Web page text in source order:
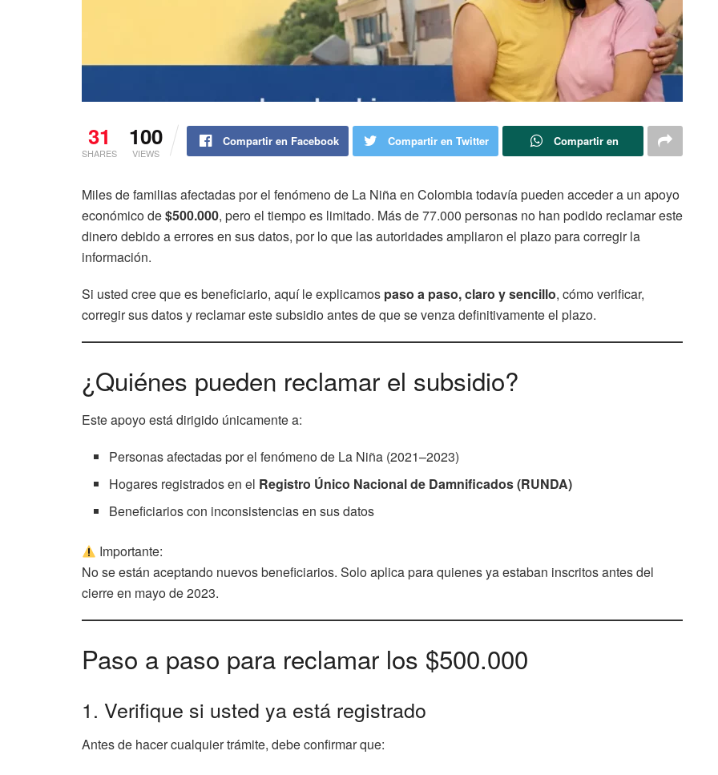
31
SHARES
100
VIEWS
Compartir en Facebook Compartir en Twitter Compartir en
Miles de familias afectadas por el fenómeno de La Niña en Colombia todavía pueden acceder a un apoyo
económico de$500.000, pero el tiempo es limitado. Más de 77.000 personas no han podido reclamar este
dinero debido a errores en sus datos, por lo que las autoridades ampliaron el plazo para corregir la
información.
Si usted cree que es beneficiario, aquí le explicamos paso a paso, claro y sencillo, cómo verificar,
corregir sus datos y reclamar este subsidio antes de que se venza definitivamente el plazo.
¿Quiénes pueden reclamar el subsidio?
Este apoyo está dirigido únicamente a:
Personas afectadas por el fenómeno de La Niña (2021–2023)
Hogares registrados en el Registro Único Nacional de Damnificados (RUNDA)
Beneficiarios con inconsistencias en sus datos
Importante:
No se están aceptando nuevos beneficiarios. Solo aplica para quienes ya estaban inscritos antes del
cierre en mayo de 2023.
Paso a paso para reclamar los $500.000
1. Verifique si usted ya está registrado
Antes de hacer cualquier trámite, debe confirmar que: